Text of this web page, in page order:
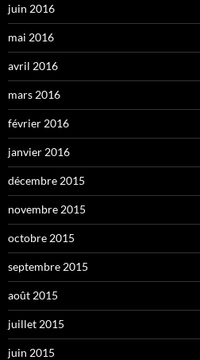
juin 2016
mai 2016
avril 2016
mars 2016
février 2016
janvier 2016
décembre 2015
novembre 2015
octobre 2015
septembre 2015
août 2015
juillet 2015
juin 2015